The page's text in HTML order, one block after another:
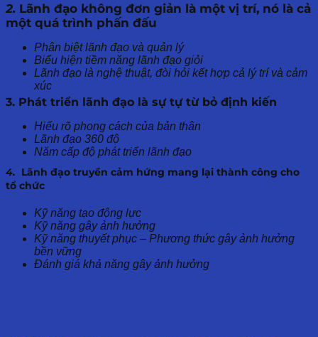
2. Lãnh đạo không đơn giản là một vị trí, nó là cả
một quá trình phấn đấu
Phân biệt lãnh đạo và quản lý
Biểu hiện tiềm năng lãnh đạo giỏi
Lãnh đạo là nghệ thuật, đòi hỏi kết hợp cả lý trí và cảm
xúc
3. Phát triển lãnh đạo là sự tự từ bỏ định kiến
Hiểu rõ phong cách của bản thân
Lãnh đạo 360 độ
Năm cấp độ phát triển lãnh đạo
4. Lãnh đạo truyền cảm hứng mang lại thành công cho
tổ chức
Kỹ năng tạo động lực
Kỹ năng gây ảnh hưởng
Kỹ năng thuyết phục – Phương thức gây ảnh hưởng
bền vững
Đánh giá khả năng gây ảnh hưởng